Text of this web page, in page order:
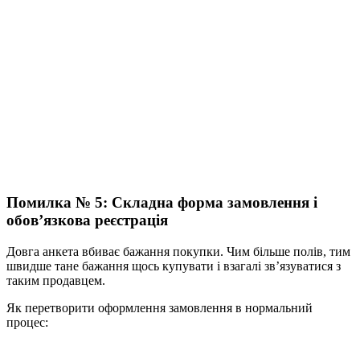
Помилка № 5: Складна форма замовлення і
обов’язкова реєстрація
Довга анкета вбиває бажання покупки. Чим більше полів, тим
швидше тане бажання щось купувати і взагалі зв’язуватися з
таким продавцем.
Як перетворити оформлення замовлення в нормальний
процес: